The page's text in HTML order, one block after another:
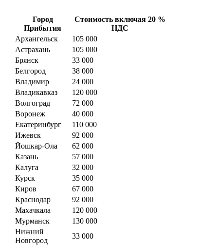
Город
Прибытия
Стоимость включая 20 %
НДС
Архангельск
105 000
Астрахань
105 000
Брянск
33 000
Белгород
38 000
Владимир
24 000
Владикавказ
120 000
Волгоград
72 000
Воронеж
40 000
Екатеринбург
110 000
Ижевск
92 000
Йошкар-Ола
62 000
Казань
57 000
Калуга
32 000
Курск
35 000
Киров
67 000
Краснодар
92 000
Махачкала
120 000
Мурманск
130 000
Нижний
Новгород
33 000